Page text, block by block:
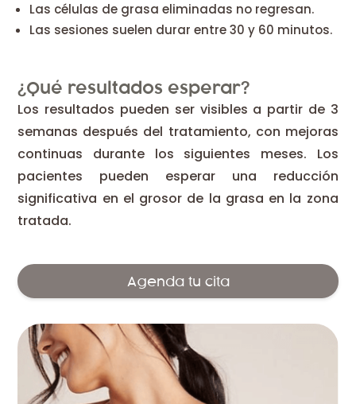
Las células de grasa eliminadas no regresan.
Las sesiones suelen durar entre 30 y 60 minutos.
¿Qué resultados esperar?
Los resultados pueden ser visibles a partir de 3
semanas después del tratamiento, con mejoras
continuas durante los siguientes meses. Los
pacientes pueden esperar una reducción
significativa en el grosor de la grasa en la zona
tratada.
Agenda tu cita